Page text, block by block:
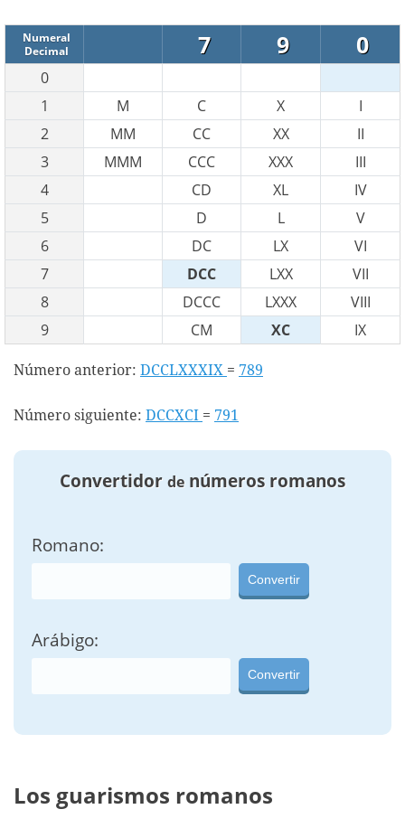
Numeral
Decimal
7 9 0
0
1
M C X
I
2
MM CC XX
II
3
MMM CCC XXX
III
4
CD XL
IV
5
D L
V
6
DC LX
VI
7
DCC LXX
VII
8
DCCC LXXX
VIII
9
CM XC IX
Número anterior: DCCLXXXIX = 789
Número siguiente: DCCXCI = 791
Convertidor de números romanos
Romano:
Convertir
Arábigo:
Convertir
Los guarismos romanos